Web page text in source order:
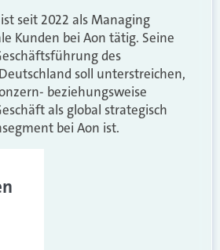
seit 2022 als Managing
Kunden bei Aon tätig. Seine
des
soll unterstreichen,
beziehungsweise
als global strategisch
bei Aon ist.